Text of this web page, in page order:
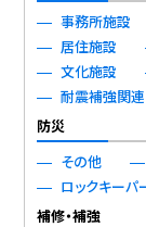
事務所施設
居住施設
文化施設
耐震補強関連
防災
その他
ロックキーパ
補修・補強